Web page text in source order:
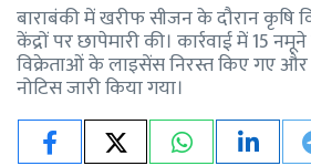
बाराबंकी में खरीफ सीजन के दौरान कृषि
केंद्रों पर छापेमारी की। कार्रवाई में 15
विक्रेताओं के लाइसेंस निरस्त किए गए
नोटिस जारी किया गया।